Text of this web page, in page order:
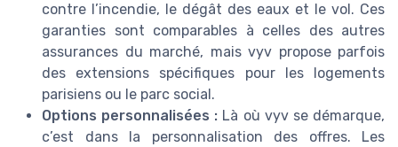
contre l’incendie, le dégât des eaux et le vol. Ces
garanties sont comparables à celles des autres
assurances du marché, mais vyv propose parfois
des extensions spécifiques pour les logements
parisiens ou le parc social.
Options personnalisées : Là où vyv se démarque,
c’est dans la personnalisation des offres. Les